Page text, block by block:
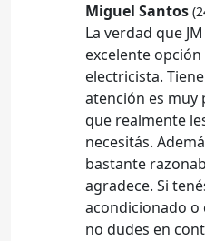
Miguel Santos
La verdad que
excelente
electricista.
atención es muy
que realmente
necesitás.
bastante
agradece. Si
acondicionado o
no dudes en